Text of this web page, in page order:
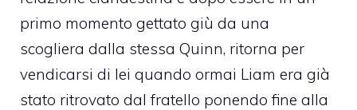
primo momento gettato giù da una
scogliera dalla stessa Quinn, ritorna per
vendicarsi di lei quando ormai Liam era già
stato ritrovato dal fratello ponendo fine alla